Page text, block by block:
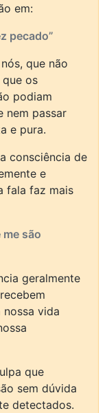
em:
pecado”
que não
que os
podiam
nem passar
e pura.
consciência de
e
fala faz mais
são
geralmente
nossa vida
que
sem dúvida
detectados.